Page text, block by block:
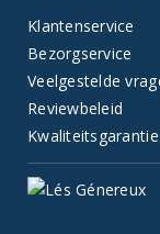
Klantenservice
Bezorgservice
Veelgestelde
Reviewbeleid